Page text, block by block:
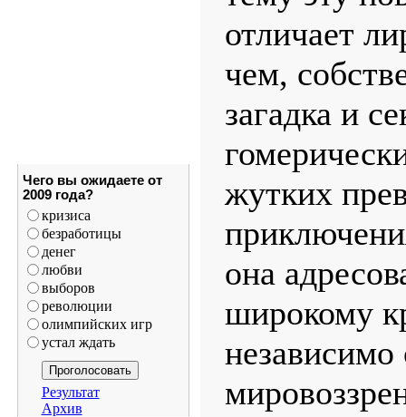
Чего вы ожидаете от
2009 года?
кризиса
безработицы
денег
любви
выборов
революции
олимпийских игр
устал ждать
Результат
Архив
отличает
чем,
загадка и
жутких
она
широкому
независимо